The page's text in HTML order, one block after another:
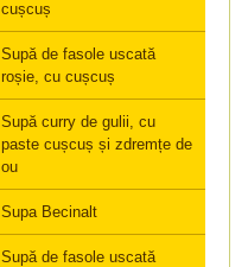
cușcuș
Supă de fasole uscată
roșie, cu cușcuș
Supă curry de gulii, cu
paste cușcuș și zdremțe de
ou
Supa Becinalt
Supă de fasole uscată